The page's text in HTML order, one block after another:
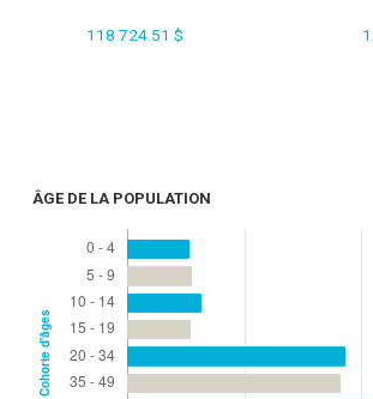
118 724.51 $
ÂGE DE LA POPULATION